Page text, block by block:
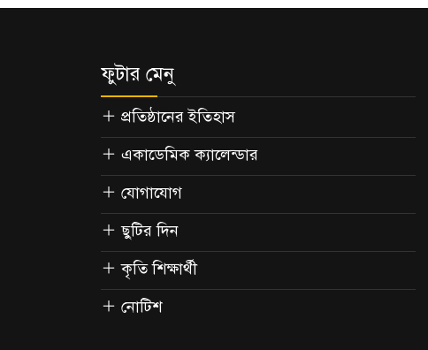
ফুটার মেনু
প্রতিষ্ঠানের ইতিহাস
একাডেমিক ক্যালেন্ডার
যোগাযোগ
ছুটির দিন
কৃতি শিক্ষার্থী
নোটিশ